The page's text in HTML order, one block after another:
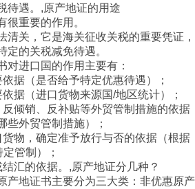
待遇。,原产地证的用途
很重要的作用。
清关，它是海关征收关税的重要凭证，
定的关税减免待遇。
对进口国的作用主要有：
据（是否给予特定优惠待遇）；
据（进口货物来源国/地区统计）；
倾销、反补贴等外贸管制措施的依据
些外贸管制措施）；
物，确定准予放行与否的依据（根据
管制）；
汇的依据。,原产地证分几种？
产地证书主要分为三大类：非优惠原产